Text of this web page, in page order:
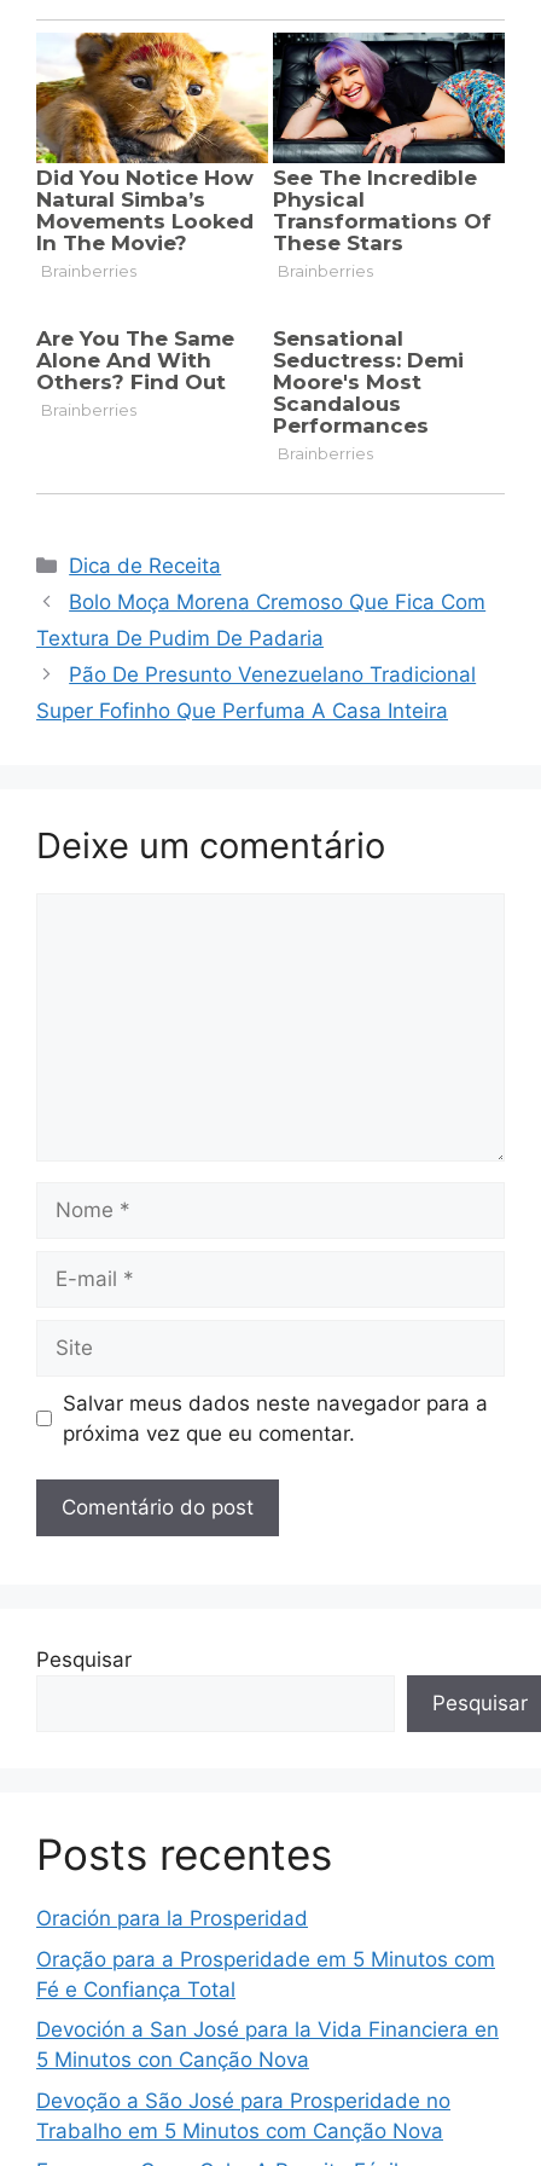
Categorias
Dica de Receita
Bolo Moça Morena Cremoso Que Fica Com
Textura De Pudim De Padaria
Pão De Presunto Venezuelano Tradicional
Super Fofinho Que Perfuma A Casa Inteira
Deixe um comentário
mail
Salvar meus dados neste navegador para a
próxima vez que eu comentar.
Pesquisar
Pesquisar
Posts recentes
Oración para la Prosperidad
Oração para a Prosperidade em 5 Minutos com
Fé e Confiança Total
Devoción a San José para la Vida Financiera en
5 Minutos con Canção Nova
Devoção a São José para Prosperidade no
Trabalho em 5 Minutos com Canção Nova